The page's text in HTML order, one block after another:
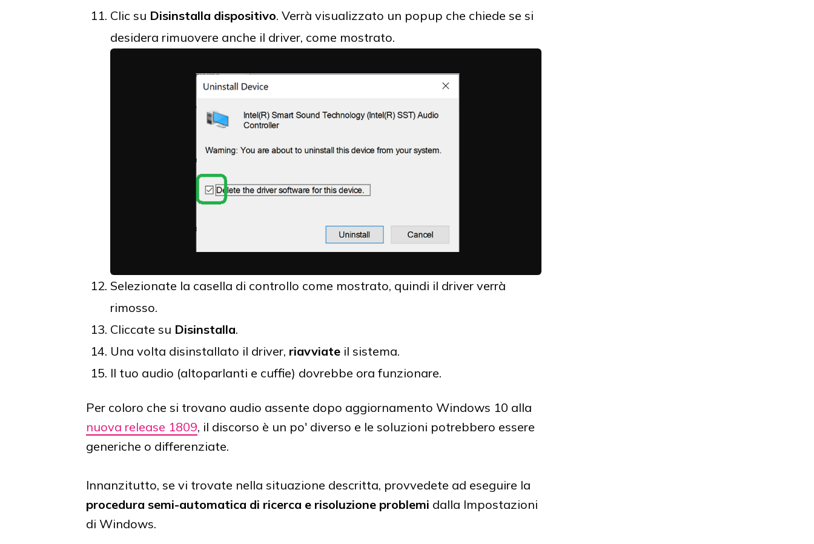
Clic su Disinstalla dispositivo. Verrà visualizzato un popup che chiede se si
desidera rimuovere anche il driver, come mostrato.
Selezionate la casella di controllo come mostrato, quindi il driver verrà
rimosso.
Cliccate su Disinstalla.
Una volta disinstallato il driver, riavviate il sistema.
Il tuo audio (altoparlanti e cuffie) dovrebbe ora funzionare.
Per coloro che si trovano audio assente dopo aggiornamento Windows 10 alla
nuova release 1809, il discorso è un po' diverso e le soluzioni potrebbero essere
generiche o differenziate.
Innanzitutto, se vi trovate nella situazione descritta, provvedete ad eseguire la
procedura semi-automatica di ricerca e risoluzione problemi dalla Impostazioni
di Windows.